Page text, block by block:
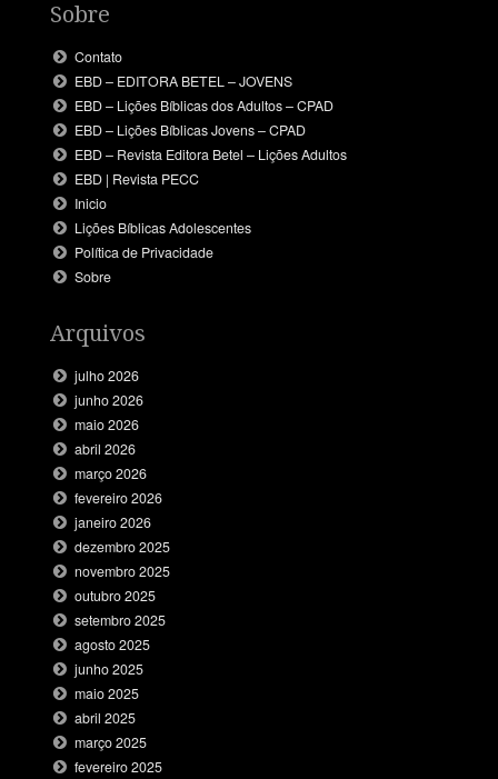
Sobre
Contato
EBD – EDITORA BETEL – JOVENS
EBD – Lições Bíblicas dos Adultos – CPAD
EBD – Lições Bíblicas Jovens – CPAD
EBD – Revista Editora Betel – Lições Adultos
EBD | Revista PECC
Inicio
Lições Bíblicas Adolescentes
Política de Privacidade
Sobre
Arquivos
julho 2026
junho 2026
maio 2026
abril 2026
março 2026
fevereiro 2026
janeiro 2026
dezembro 2025
novembro 2025
outubro 2025
setembro 2025
agosto 2025
junho 2025
maio 2025
abril 2025
março 2025
fevereiro 2025